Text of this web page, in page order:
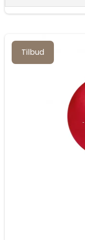
Tilbud